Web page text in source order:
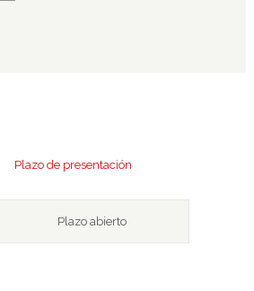
Plazo de presentación
Plazo abierto